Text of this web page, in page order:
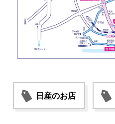
日産のお店